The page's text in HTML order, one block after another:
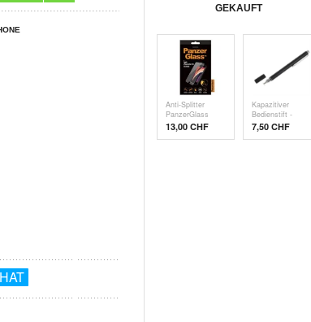
GEKAUFT
Anti-Splitter
PanzerGlass
Disp
13,00 CHF
Kapazitiver
Bedienstift -
Schw
7,50 CHF